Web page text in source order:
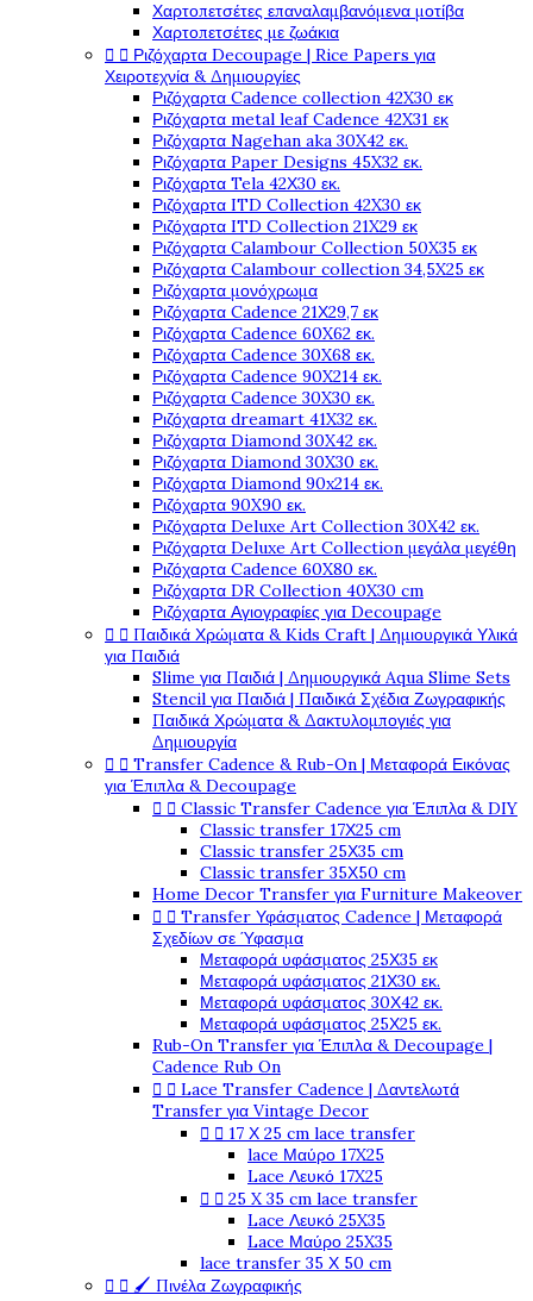
Χαρτοπετσέτες επαναλαμβανόμενα μοτίβα
Χαρτοπετσέτες με ζωάκια
  Ριζόχαρτα Decoupage | Rice Papers για
Χειροτεχνία & Δημιουργίες
Ριζόχαρτα Cadence collection 42X30 εκ
Ριζόχαρτα metal leaf Cadence 42X31 εκ
Ριζόχαρτα Nagehan aka 30X42 εκ.
Ριζόχαρτα Paper Designs 45X32 εκ.
Ριζόχαρτα Tela 42Χ30 εκ.
Ριζόχαρτα ITD Collection 42X30 εκ
Ριζόχαρτα ITD Collection 21X29 εκ
Ριζόχαρτα Calambour Collection 50X35 εκ
Ριζόχαρτα Calambour collection 34,5X25 εκ
Ριζόχαρτα μονόχρωμα
Ριζόχαρτα Cadence 21Χ29,7 εκ
Ριζόχαρτα Cadence 60X62 εκ.
Ριζόχαρτα Cadence 30X68 εκ.
Ριζόχαρτα Cadence 90X214 εκ.
Ριζόχαρτα Cadence 30X30 εκ.
Ριζόχαρτα dreamart 41X32 εκ.
Ριζόχαρτα Diamond 30X42 εκ.
Ριζόχαρτα Diamond 30X30 εκ.
Ριζόχαρτα Diamond 90x214 εκ.
Ριζόχαρτα 90X90 εκ.
Ριζόχαρτα Deluxe Art Collection 30X42 εκ.
Ριζόχαρτα Deluxe Art Collection μεγάλα μεγέθη
Ριζόχαρτα Cadence 60X80 εκ.
Ριζόχαρτα DR Collection 40X30 cm
Ριζόχαρτα Αγιογραφίες για Decoupage
  Παιδικά Χρώματα & Kids Craft | Δημιουργικά Υλικά
για Παιδιά
Slime για Παιδιά | Δημιουργικά Aqua Slime Sets
Stencil για Παιδιά | Παιδικά Σχέδια Ζωγραφικής
Παιδικά Χρώματα & Δακτυλομπογιές για
Δημιουργία
  Transfer Cadence & Rub-On | Μεταφορά Εικόνας
για Έπιπλα & Decoupage
  Classic Transfer Cadence για Έπιπλα & DIY
Classic transfer 17Χ25 cm
Classic transfer 25Χ35 cm
Classic transfer 35Χ50 cm
Home Decor Transfer για Furniture Makeover
  Transfer Υφάσματος Cadence | Μεταφορά
Σχεδίων σε Ύφασμα
Μεταφορά υφάσματος 25Χ35 εκ
Μεταφορά υφάσματος 21Χ30 εκ.
Μεταφορά υφάσματος 30Χ42 εκ.
Μεταφορά υφάσματος 25Χ25 εκ.
Rub-On Transfer για Έπιπλα & Decoupage |
Cadence Rub On
  Lace Transfer Cadence | Δαντελωτά
Transfer για Vintage Decor
  17 Χ 25 cm lace transfer
lace Μαύρο 17X25
Lace Λευκό 17X25
  25 X 35 cm lace transfer
Lace Λευκό 25X35
Lace Μαύρο 25X35
lace transfer 35 Χ 50 cm
  🖌️ Πινέλα Ζωγραφικής